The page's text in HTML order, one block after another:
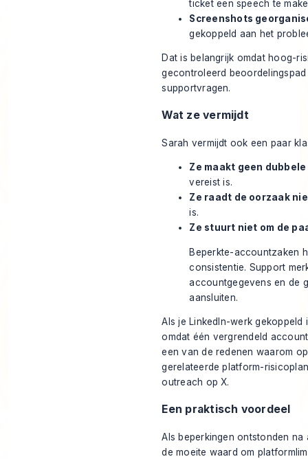
ticket een speech te
Screenshots
gekoppeld aan het
Dat is belangrijk omdat hoog-
gecontroleerd
supportvragen.
Wat ze vermijdt
Sarah vermijdt ook een paar
Ze maakt geen
vereist is.
Ze raadt de oorzaak
is.
Ze stuurt niet om de
Beperkte-accountzaken
consistentie. Support
accountgegevens en de
aansluiten.
Als je LinkedIn-werk
omdat één vergrendeld
een van de redenen waarom
gerelateerde platform-
outreach op X.
Een praktisch voordeel
Als beperkingen ontstonden
de moeite waard om